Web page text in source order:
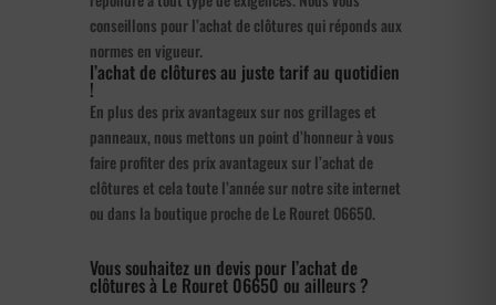
conseillons pour l’achat de clôtures qui réponds aux
normes en vigueur.
l’achat de clôtures au juste tarif au quotidien
!
En plus des prix avantageux sur nos grillages et
panneaux, nous mettons un point d’honneur à vous
faire profiter des prix avantageux sur l’achat de
clôtures et cela toute l’année sur notre site internet
ou dans la boutique proche de Le Rouret 06650.
Vous souhaitez un devis pour l’achat de
clôtures à Le Rouret 06650 ou ailleurs ?